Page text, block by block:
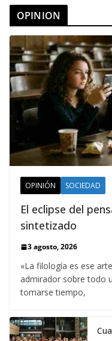
OPINION
OPINIÓN SOCIEDAD
El eclipse del
sintetizado
3 agosto, 2026
«La filología es ese
admirador sobre todo
tomarse tiempo,